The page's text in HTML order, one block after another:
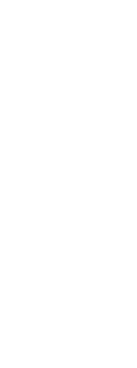
laboratoria